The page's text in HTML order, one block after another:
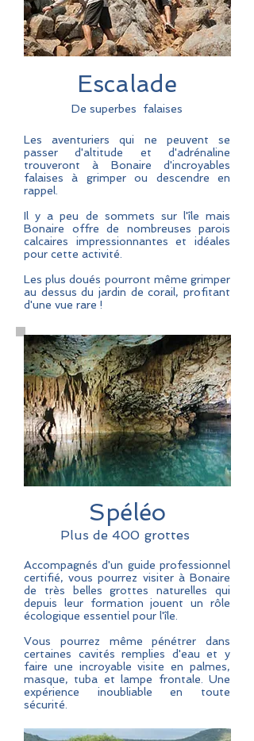
Escalade
De superbes falaises
Les aventuriers qui ne peuvent se
passer d'altitude et d'adrénaline
trouveront à Bonaire d'incroyables
falaises à grimper ou descendre en
rappel.
Il y a peu de sommets sur l'île mais
Bonaire offre de nombreuses parois
calcaires impressionnantes et idéales
pour cette activité.
Les plus doués pourront même grimper
au dessus du jardin de corail, profitant
d'une vue rare !
Spéléo
Plus de 400 grottes
Accompagnés d'un guide professionnel
certifié, vous pourrez visiter à Bonaire
de très belles grottes naturelles qui
depuis leur formation jouent un rôle
écologique essentiel pour l'île.
Vous pourrez même pénétrer dans
certaines cavités remplies d'eau et y
faire une incroyable visite en palmes,
masque, tuba et lampe frontale. Une
expérience inoubliable en toute
sécurité.